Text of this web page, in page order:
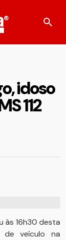
idoso
112
às 16h30 desta
de veículo na